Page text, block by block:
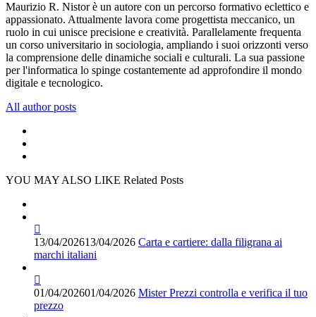
Maurizio R. Nistor è un autore con un percorso formativo eclettico e
appassionato. Attualmente lavora come progettista meccanico, un
ruolo in cui unisce precisione e creatività. Parallelamente frequenta
un corso universitario in sociologia, ampliando i suoi orizzonti verso
la comprensione delle dinamiche sociali e culturali. La sua passione
per l'informatica lo spinge costantemente ad approfondire il mondo
digitale e tecnologico.
All author posts
YOU MAY ALSO LIKE Related Posts
13/04/202613/04/2026 Carta e cartiere: dalla filigrana ai
marchi italiani
01/04/202601/04/2026 Mister Prezzi controlla e verifica il tuo
prezzo